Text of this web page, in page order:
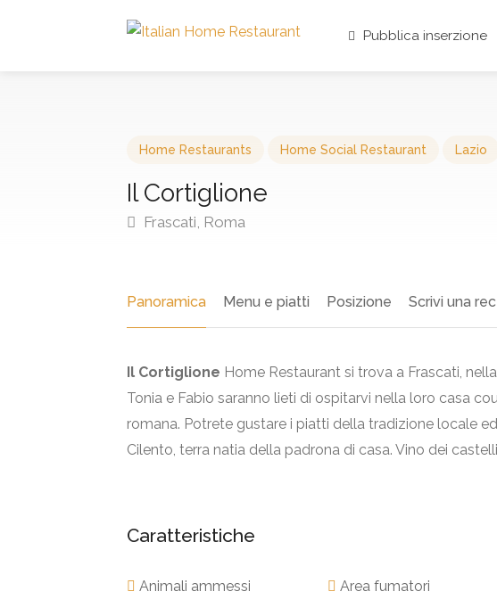
Pubblica inserzione
Home Restaurants Home Social Restaurant Lazio
Il Cortiglione
Frascati, Roma
Panoramica Menu e piatti Posizione Scrivi una
Il Cortiglione Home Restaurant si trova a Frascati,
Tonia e Fabio saranno lieti di ospitarvi nella loro casa
romana. Potrete gustare i piatti della tradizione locale
Cilento, terra natia della padrona di casa. Vino dei
Caratteristiche
Animali ammessi Area fumatori